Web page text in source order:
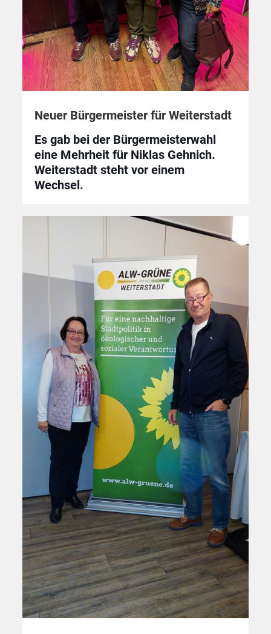
Neuer Bürgermeister für Weiterstadt
Es gab bei der Bürgermeisterwahl
eine Mehrheit für Niklas Gehnich.
Weiterstadt steht vor einem
Wechsel.